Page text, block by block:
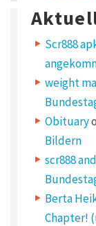
Scr888
weight
Obituary
Bildern
scr888
Berta
Chapter!